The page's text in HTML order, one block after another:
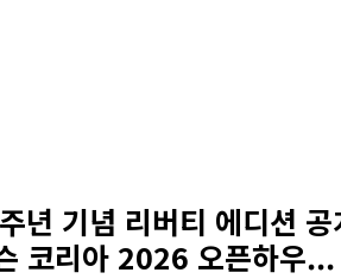
년 기념 리버티 에디션 공
코리아 2026 오픈하우...